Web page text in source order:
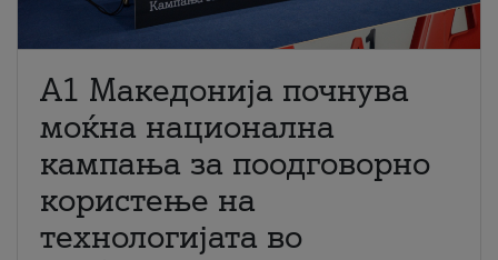
A1 Македонија почнува
моќна национална
кампања за поодговорно
користење на
технологијата во